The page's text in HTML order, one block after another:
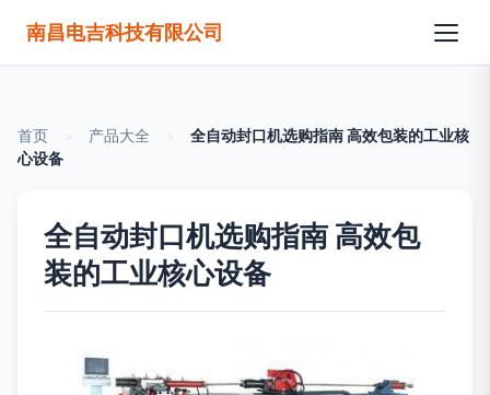
南昌电吉科技有限公司
首页 产品大全
全自动封口机选购指南 高效包装的工业核
心设备
全自动封口机选购指南 高效包
装的工业核心设备